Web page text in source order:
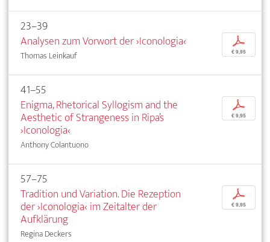
23–39
Analysen zum Vorwort der ›Iconologia‹
Thomas Leinkauf
p
€ 9,95
41–55
Enigma, Rhetorical Syllogism and the
Aesthetic of Strangeness in Ripa’s
›Iconologia‹
Anthony Colantuono
p
€ 9,95
57–75
Tradition und Variation. Die Rezeption
der ›Iconologia‹ im Zeitalter der
Aufklärung
Regina Deckers
p
€ 9,95